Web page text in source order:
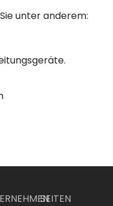
unter anderem:
SEITEN